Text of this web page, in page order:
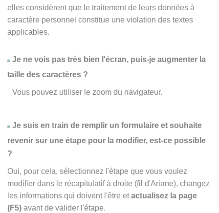
elles considèrent que le traitement de leurs données à
caractère personnel constitue une violation des textes
applicables.
Je ne vois pas très bien l'écran, puis-je augmenter la
taille des caractères ?
Vous pouvez utiliser le zoom du navigateur.
Je suis en train de remplir un formulaire et souhaite
revenir sur une étape pour la modifier, est-ce possible
?
Oui, pour cela, sélectionnez l'étape que vous voulez
modifier dans le récapitulatif à droite (fil d'Ariane), changez
les informations qui doivent l'être etactualisez la page
(F5) avant de valider l'étape.